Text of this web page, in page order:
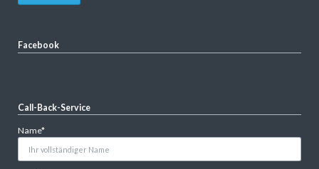
Facebook
Call-Back-Service
Pflichtfeld
Name*